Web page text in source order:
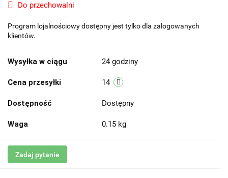
Do przechowalni
Program lojalnościowy dostępny jest tylko dla zalogowanych
klientów.
Wysyłka w ciągu 24 godziny
Cena przesyłki 14
Dostępność Dostępny
Waga 0.15 kg
Zadaj pytanie